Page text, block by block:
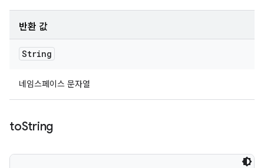
반환 값
String
네임스페이스 문자열
toString